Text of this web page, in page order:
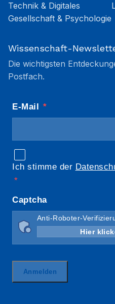
Technik & Digitales
Gesellschaft & Psychologie
Wissenschaft-
Die wichtigsten
Postfach.